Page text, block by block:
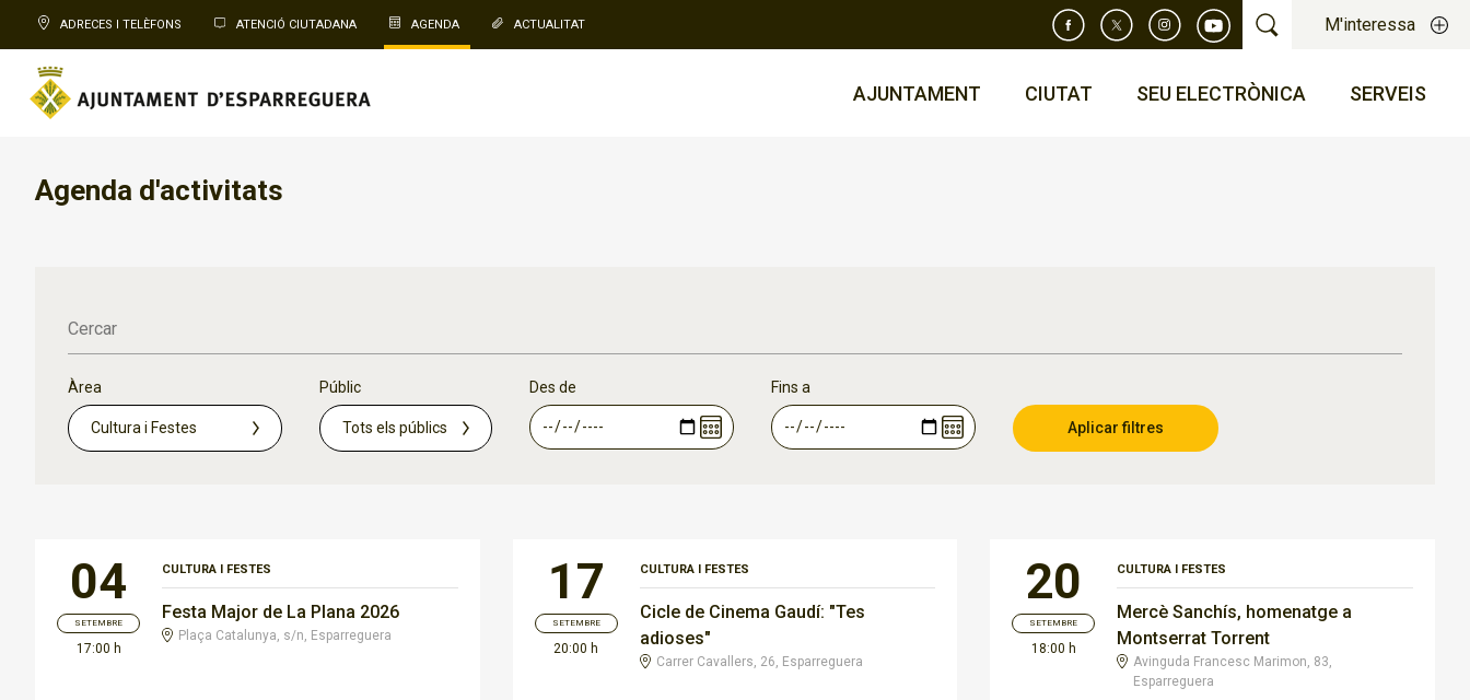
ADRECES I TELÈFONS ATENCIÓ CIUTADANA AGENDA ACTUALITAT M'interessa
AJUNTAMENT CIUTAT SEU ELECTRÒNICA SERVEIS
Agenda d'activitats
Cercar
Àrea Públic Des de Fins a
04
SETEMBRE
17:00 h
CULTURA I FESTES
Festa Major de La Plana 2026
Plaça Catalunya, s/n, Esparreguera
17
SETEMBRE
20:00 h
CULTURA I FESTES
Cicle de Cinema Gaudí: "Tes
adioses"
Carrer Cavallers, 26, Esparreguera
20
SETEMBRE
18:00 h
CULTURA I FESTES
Mercè Sanchís, homenatge a
Montserrat Torrent
Avinguda Francesc Marimon, 83,
Esparreguera